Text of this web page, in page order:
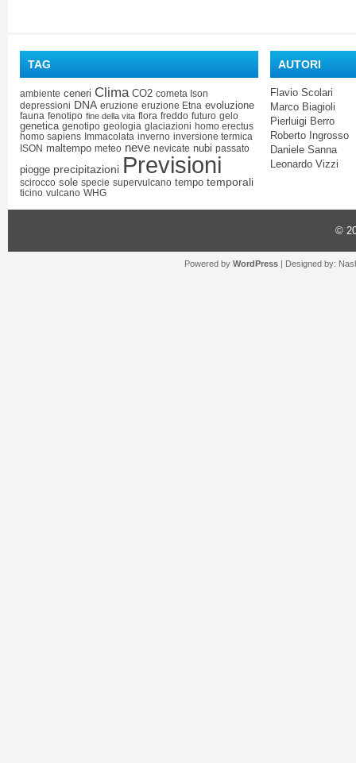
TAG
ambiente ceneri Clima CO2 cometa Ison
depressioni DNA eruzione eruzione Etna evoluzione
fauna fenotipo fine della vita flora freddo futuro gelo
genetica genotipo geologia glaciazioni homo erectus
homo sapiens Immacolata inverno inversione termica
ISON maltempo meteo neve nevicate nubi passato
piogge precipitazioni Previsioni
scirocco sole specie supervulcano tempo temporali
ticino vulcano WHG
AUTORI
Flavio Scolari
Marco Biagioli
Pierluigi Berro
Roberto Ingrosso
Daniele Sanna
Leonardo Vizzi
©
Powered by WordPress | Designed by: